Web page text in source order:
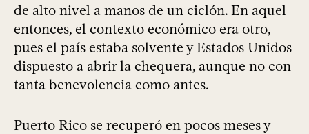
de alto nivel a manos de un ciclón. En aquel
entonces, el contexto económico era otro,
pues el país estaba solvente y Estados Unidos
dispuesto a abrir la chequera, aunque no con
tanta benevolencia como antes.
Puerto Rico se recuperó en pocos meses y